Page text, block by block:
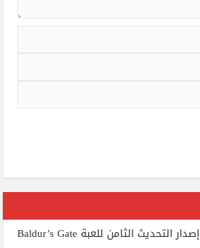
عن طريق الخطأ تم إصدار التحديث الثامن للعبة Baldur’s Gate